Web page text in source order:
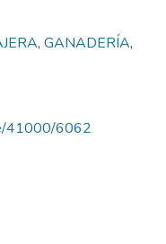
, GANADERÍA,
41000/6062